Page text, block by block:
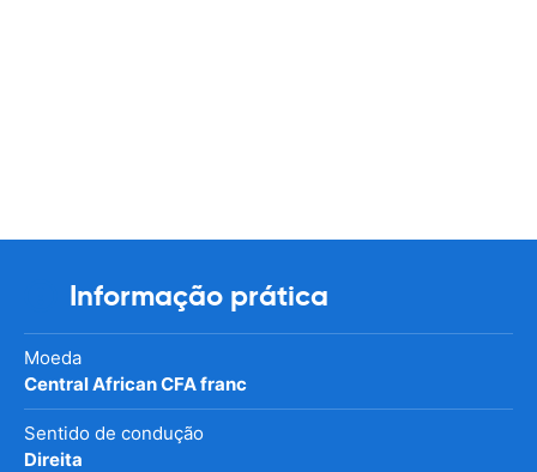
Informação prática
Moeda
Central African CFA franc
Sentido de condução
Direita